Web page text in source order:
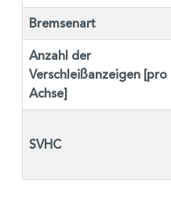
Bremsenart
Anzahl der
Verschleißanzeigen [pro
Achse]
SVHC